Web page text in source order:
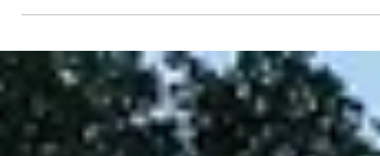
Sabiedrisko mediju portālā lsm.lv Latvijas
“Kilograms kultūras” žūrija piedāvā...